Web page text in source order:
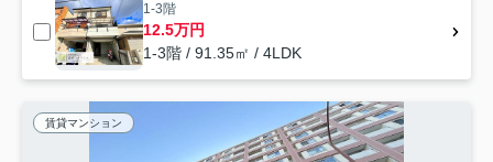
1-3階
12.5万円
1-3階 / 91.35㎡ / 4LDK
賃貸マンション